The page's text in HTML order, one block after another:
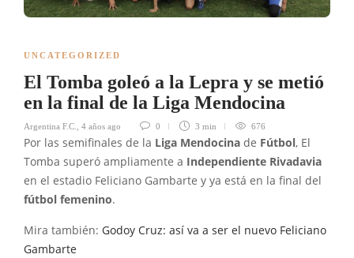
UNCATEGORIZED
El Tomba goleó a la Lepra y se metió
en la final de la Liga Mendocina
Argentina F.C. 4 años ago 0 3 min 676
Por las semifinales de la Liga Mendocina de Fútbol, El
Tomba superó ampliamente a Independiente Rivadavia
en el estadio Feliciano Gambarte y ya está en la final del
fútbol femenino.
Mira también: Godoy Cruz: así va a ser el nuevo Feliciano
Gambarte